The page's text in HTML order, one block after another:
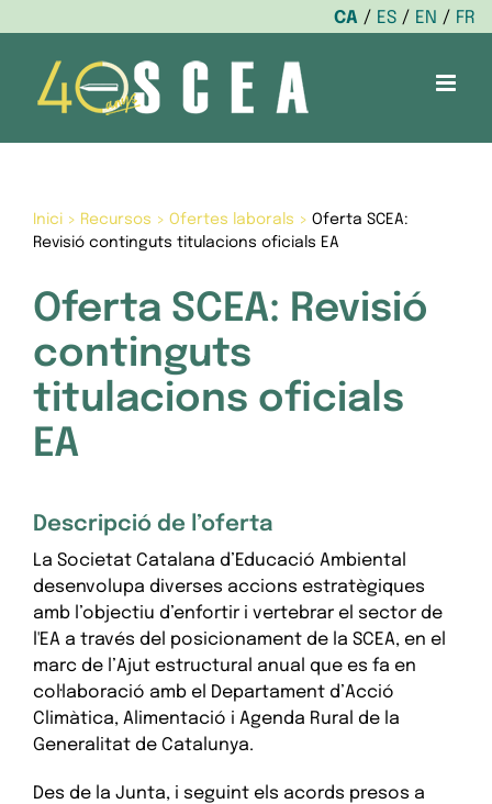
CA ES EN
FR
content
Inici> Recursos > Ofertes laborals > Oferta SCEA:
Revisió continguts titulacions oficials EA
Oferta SCEA: Revisió
continguts
titulacions oficials
EA
Descripció de l’oferta
La Societat Catalana d’Educació Ambiental
desenvolupa diverses accions estratègiques
amb l’objectiu d’enfortir i vertebrar el sector de
l'EA a través del posicionament de la SCEA, en el
marc de l’Ajut estructural anual que es fa en
col·laboració amb el Departament d’Acció
Climàtica, Alimentació i Agenda Rural de la
Generalitat de Catalunya.
Des de la Junta, i seguint els acords presos a